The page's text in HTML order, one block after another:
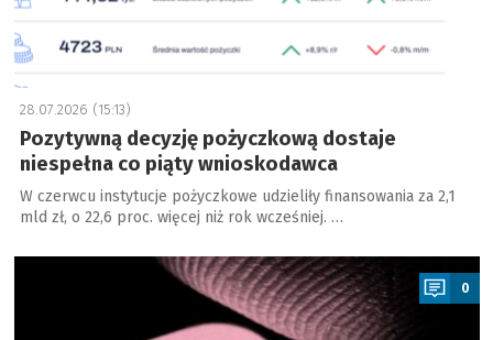
28.07.2026 (15:13)
Pozytywną decyzję pożyczkową dostaje
niespełna co piąty wnioskodawca
W czerwcu instytucje pożyczkowe udzieliły finansowania za 2,1
mld zł, o 22,6 proc. więcej niż rok wcześniej. …
a
0